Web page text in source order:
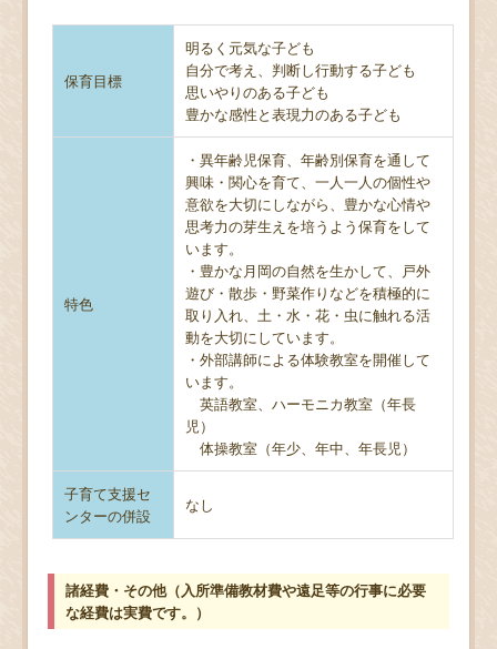
保育目標
明るく元気な子ども
自分で考え、判断し行動する子ども
思いやりのある子ども
豊かな感性と表現力のある子ども
特色
・異年齢児保育、年齢別保育を通して
興味・関心を育て、一人一人の個性や
意欲を大切にしながら、豊かな心情や
思考力の芽生えを培うよう保育をして
います。
・豊かな月岡の自然を生かして、戸外
遊び・散歩・野菜作りなどを積極的に
取り入れ、土・水・花・虫に触れる活
動を大切にしています。
・外部講師による体験教室を開催して
います。
英語教室、ハーモニカ教室（年長
児）
体操教室（年少、年中、年長児）
子育て支援セ
ンターの併設
なし
諸経費・その他（入所準備教材費や遠足等の行事に必要
な経費は実費です。）